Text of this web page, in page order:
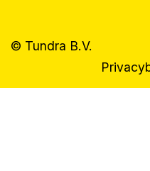
© Tundra B.V.